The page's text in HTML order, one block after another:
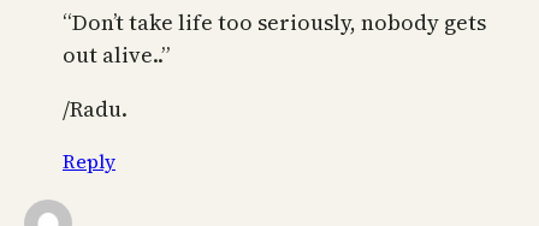
“Don’t take life too seriously, nobody gets
out alive..”
/Radu.
Reply